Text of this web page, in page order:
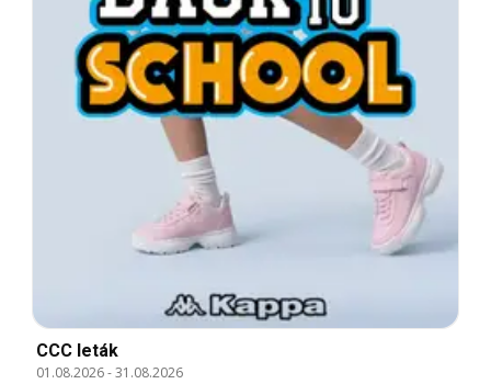
CCC leták
01.08.2026-31.08.2026